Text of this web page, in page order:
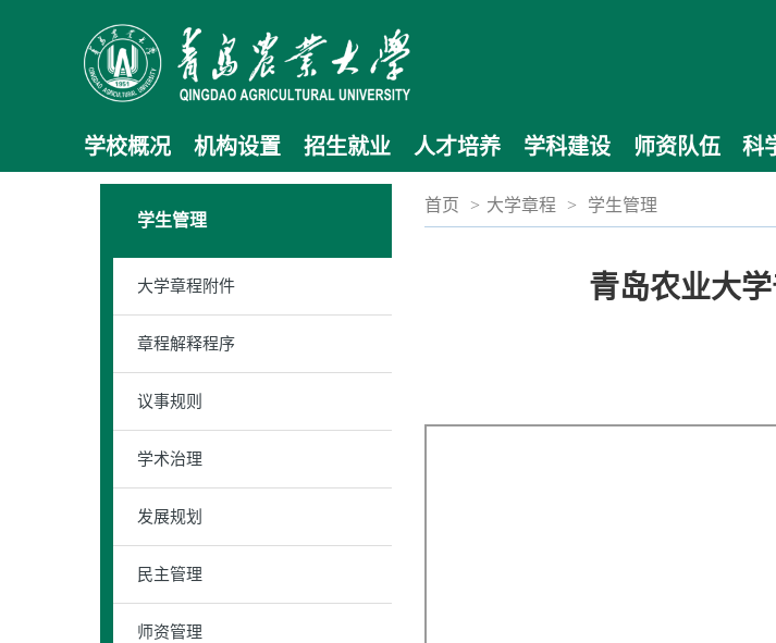
学校概况 机构设置 招生就业 人才培养 学科建设 师资队伍 科
学生管理
大学章程附件
章程解释程序
议事规则
学术治理
发展规划
民主管理
师资管理
首页 > 大学章程 > 学生管理
青岛农业大